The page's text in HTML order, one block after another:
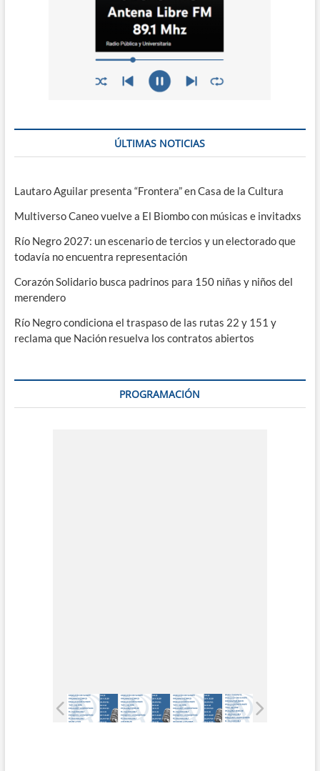
ÚLTIMAS NOTICIAS
Lautaro Aguilar presenta “Frontera” en Casa de la Cultura
Multiverso Caneo vuelve a El Biombo con músicas e invitadxs
Río Negro 2027: un escenario de tercios y un electorado que
todavía no encuentra representación
Corazón Solidario busca padrinos para 150 niñas y niños del
merendero
Río Negro condiciona el traspaso de las rutas 22 y 151 y
reclama que Nación resuelva los contratos abiertos
PROGRAMACIÓN